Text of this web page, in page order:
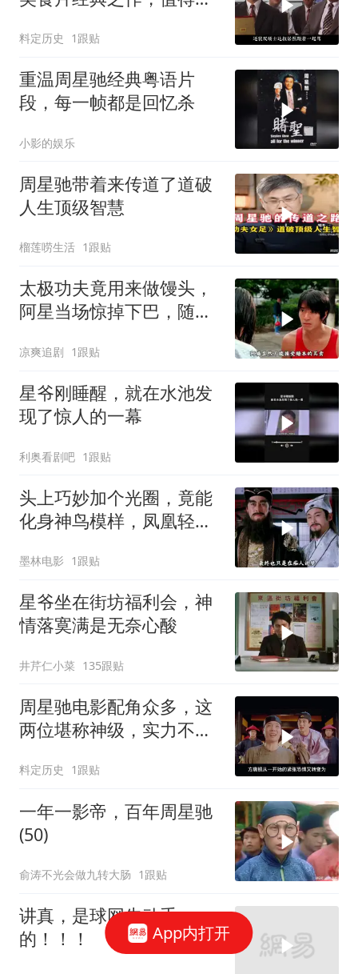
料定历史 1跟贴
重温周星驰经典粤语片
段，每一帧都是回忆杀
小影的娱乐
周星驰带着来传道了道破
人生顶级智慧
榴莲唠生活 1跟贴
太极功夫竟用来做馒头，
阿星当场惊掉下巴，随后
凉爽追剧 1跟贴
星爷刚睡醒，就在水池发
现了惊人的一幕
利奥看剧吧 1跟贴
头上巧妙加个光圈，竟能
化身神鸟模样，凤凰轻松
墨林电影 1跟贴
星爷坐在街坊福利会，神
情落寞满是无奈心酸
井芹仁小菜 135跟贴
周星驰电影配角众多，这
两位堪称神级，实力不容
料定历史 1跟贴
一年一影帝，百年周星驰
(50)
俞涛不光会做九转大肠 1跟贴
讲真，是球网先动手
的！！！
App内打开